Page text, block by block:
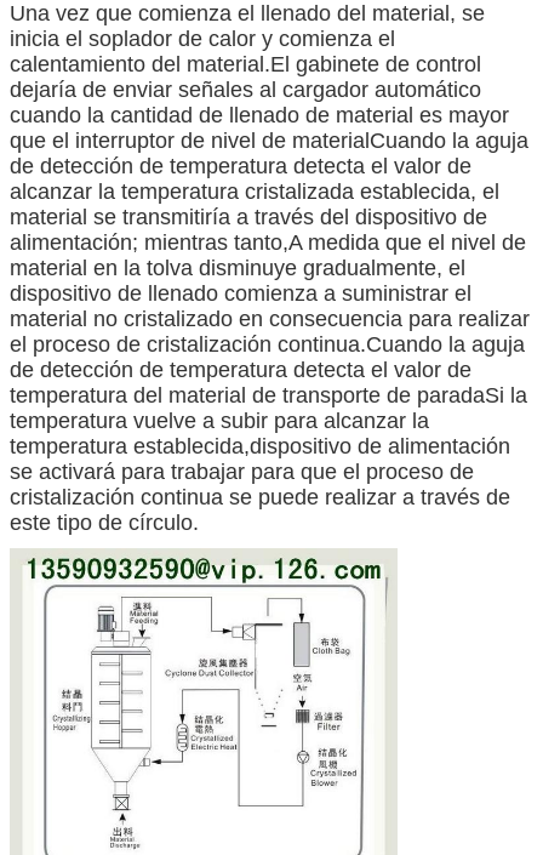
Deja un mensaje
¡Te llamaremos pronto!
Una vez que comienza el llenado del material, se
inicia el soplador de calor y comienza el
calentamiento del material.El gabinete de control
dejaría de enviar señales al cargador automático
cuando la cantidad de llenado de material es mayor
que el interruptor de nivel de materialCuando la aguja
de detección de temperatura detecta el valor de
alcanzar la temperatura cristalizada establecida, el
material se transmitiría a través del dispositivo de
alimentación; mientras tanto,A medida que el nivel de
material en la tolva disminuye gradualmente, el
dispositivo de llenado comienza a suministrar el
material no cristalizado en consecuencia para realizar
el proceso de cristalización continua.Cuando la aguja
de detección de temperatura detecta el valor de
temperatura del material de transporte de paradaSi la
temperatura vuelve a subir para alcanzar la
temperatura establecida,dispositivo de alimentación
se activará para trabajar para que el proceso de
cristalización continua se puede realizar a través de
este tipo de círculo.